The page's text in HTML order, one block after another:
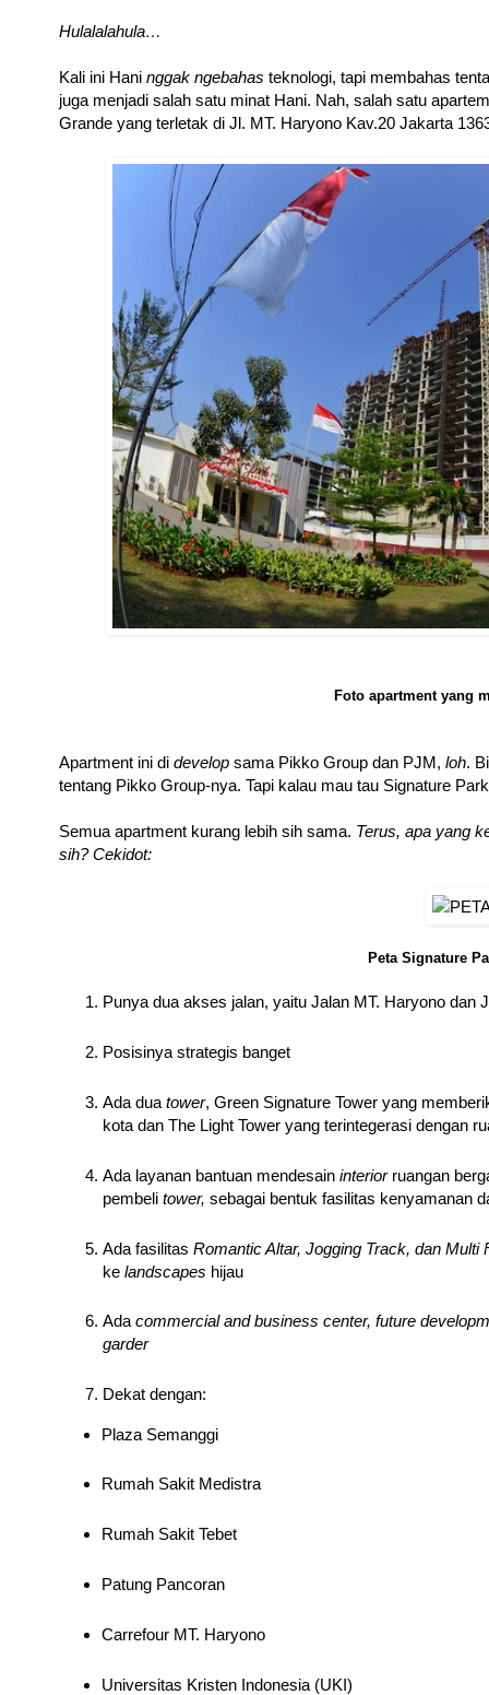
Hulalalahula…
Kali ini Hani nggak ngebahas teknologi, tapi membahas
juga menjadi salah satu minat Hani. Nah, salah satu
Grande yang terletak di Jl. MT. Haryono Kav.20 Jakarta
Foto apartment yang
Apartment ini di develop sama Pikko Group dan PJM, loh.
tentang Pikko Group-nya. Tapi kalau mau tau Signature
Semua apartment kurang lebih sih sama. Terus, apa yang
sih? Cekidot:
Peta Signature
Punya dua akses jalan, yaitu Jalan MT. Haryono dan
Posisinya strategis banget
Ada dua tower, Green Signature Tower yang
kota dan The Light Tower yang terintegerasi dengan
Ada layanan bantuan mendesain interior ruangan
pembeli tower, sebagai bentuk fasilitas kenyamanan
Ada fasilitas Romantic Altar, Jogging Track, dan Multi
ke landscapes hijau
Ada commercial and business center, future
garder
Dekat dengan:
Plaza Semanggi
Rumah Sakit Medistra
Rumah Sakit Tebet
Patung Pancoran
Carrefour MT. Haryono
Universitas Kristen Indonesia (UKI)